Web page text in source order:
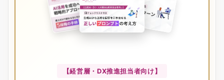
【経営層・DX推進担当者向け】